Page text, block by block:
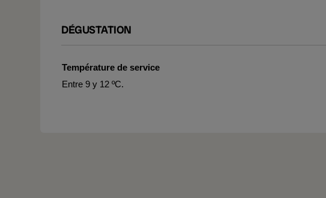
DÉGUSTATION
Température de service
Entre 9 y 12 ºC.